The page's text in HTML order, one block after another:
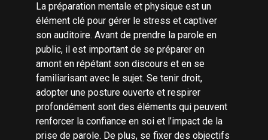
La préparation mentale et physique est un
élément clé pour gérer le stress et captiver
son auditoire. Avant de prendre la parole en
public, il est important de se préparer en
amont en répétant son discours et en se
familiarisant avec le sujet. Se tenir droit,
adopter une posture ouverte et respirer
profondément sont des éléments qui peuvent
renforcer la confiance en soi et l’impact de la
prise de parole. De plus, se fixer des objectifs